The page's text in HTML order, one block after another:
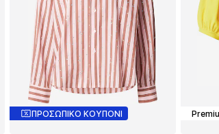
ΠΡΟΣΩΠΙΚΟ ΚΟΥΠΟΝΙ